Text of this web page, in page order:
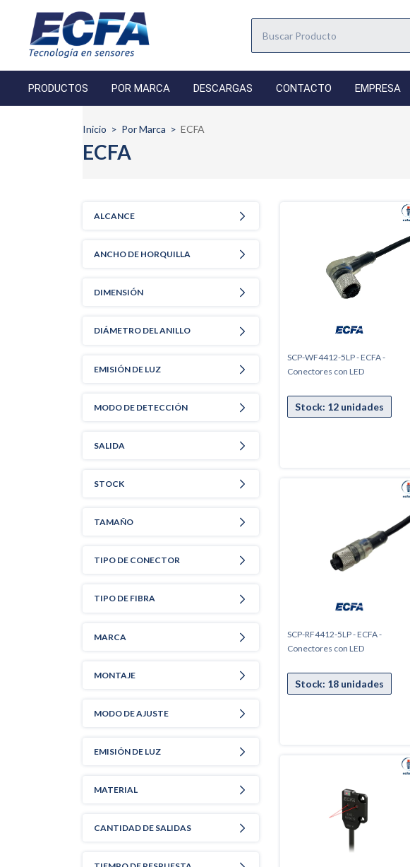
PRODUCTOS POR MARCA DESCARGAS CONTACTO EMPRESA
Inicio > Por Marca > ECFA
ECFA
ALCANCE
ANCHO DE HORQUILLA
DIMENSIÓN
DIÁMETRO DEL ANILLO
EMISIÓN DE LUZ
MODO DE DETECCIÓN
SALIDA
STOCK
TAMAÑO
TIPO DE CONECTOR
TIPO DE FIBRA
MARCA
MONTAJE
MODO DE AJUSTE
EMISIÓN DE LUZ
MATERIAL
CANTIDAD DE SALIDAS
SCP-WF4412-5LP - ECFA -
Conectores con LED
SCP-RF4412-5LP - ECFA -
Conectores con LED